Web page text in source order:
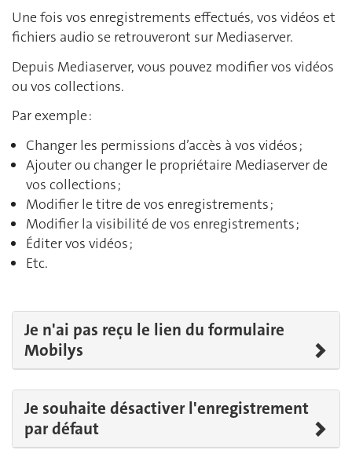
Une fois vos enregistrements effectués, vos vidéos et
fichiers audio se retrouveront sur Mediaserver.
Depuis Mediaserver, vous pouvez modifier vos vidéos
ou vos collections.
Par exemple :
Changer les permissions d’accès à vos vidéos ;
Ajouter ou changer le propriétaire Mediaserver de
vos collections ;
Modifier le titre de vos enregistrements ;
Modifier la visibilité de vos enregistrements ;
Éditer vos vidéos ;
Etc.
Je n'ai pas reçu le lien du formulaire
Mobilys
Je souhaite désactiver l'enregistrement
par défaut